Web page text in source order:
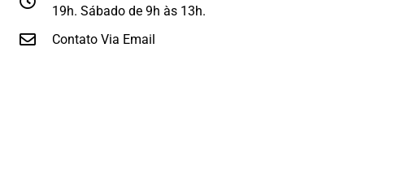
19h. Sábado de 9h às 13h.
Contato Via Email